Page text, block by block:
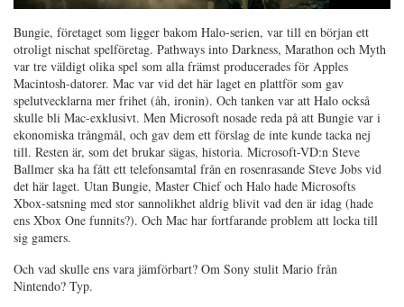
Bungie, företaget som ligger bakom Halo-serien, var till en början ett
otroligt nischat spelföretag. Pathways into Darkness, Marathon och Myth
var tre väldigt olika spel som alla främst producerades för Apples
Macintosh-datorer. Mac var vid det här laget en plattför som gav
spelutvecklarna mer frihet (åh, ironin). Och tanken var att Halo också
skulle bli Mac-exklusivt. Men Microsoft nosade reda på att Bungie var i
ekonomiska trångmål, och gav dem ett förslag de inte kunde tacka nej
till. Resten är, som det brukar sägas, historia. Microsoft-VD:n Steve
Ballmer ska ha fått ett telefonsamtal från en rosenrasande Steve Jobs vid
det här laget. Utan Bungie, Master Chief och Halo hade Microsofts
Xbox-satsning med stor sannolikhet aldrig blivit vad den är idag (hade
ens Xbox One funnits?). Och Mac har fortfarande problem att locka till
sig gamers.
Och vad skulle ens vara jämförbart? Om Sony stulit Mario från
Nintendo? Typ.